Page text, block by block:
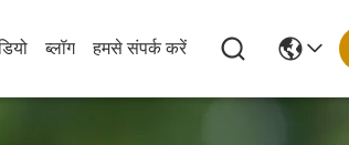
ब्लॉग हमसे संपर्क करें